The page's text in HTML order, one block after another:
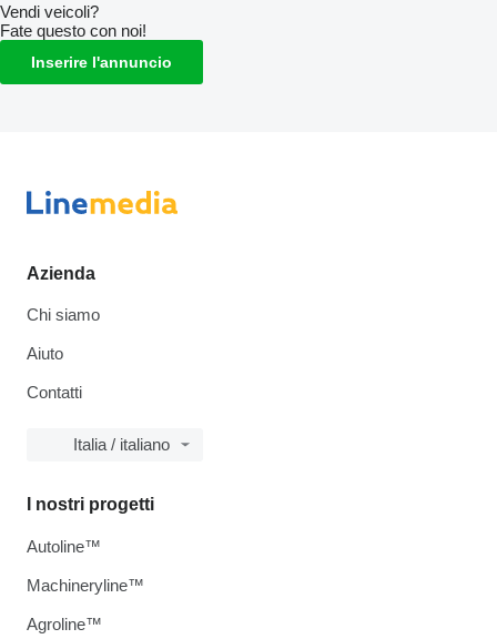
Vendi veicoli?
Fate questo con noi!
Inserire l'annuncio
Azienda
Chi siamo
Aiuto
Contatti
Italia / italiano
I nostri progetti
Autoline™
Machineryline™
Agroline™